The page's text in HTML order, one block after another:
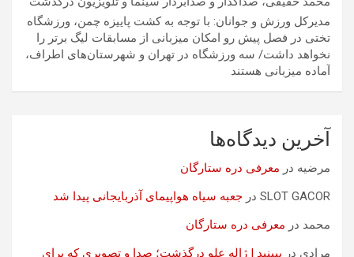
مدیرکل ورزش و جوانان: با توجه به کشت پاییزه چمن، ورزشگاه
تختی در فصل پیش رو امکان میزبانی از مسابقات لیگ برتر را
نخواهد داشت/ سه ورزشگاه در تهران و شهرستان‌های اطراف،
آماده میزبانی هستند
آخرین دیدگاه‌ها
مرضیه در معرفی دره ستارگان
SLOT GACOR در جعبه سیاه هواپیمای آذربایجانی پیدا شد
محمد در معرفی دره ستارگان
مرادی در ببینید | ژاله علو درگذشت؛ صدا و تصویری که برای